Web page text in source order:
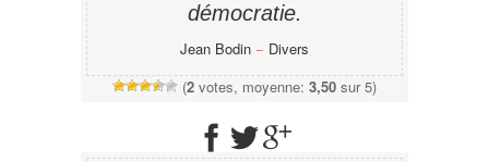
démocratie.
Jean Bodin − Divers
(2 votes, moyenne: 3,50 sur 5)